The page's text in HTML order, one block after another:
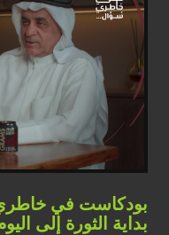
بودكاست في خاطري
بداية الثورة إلى